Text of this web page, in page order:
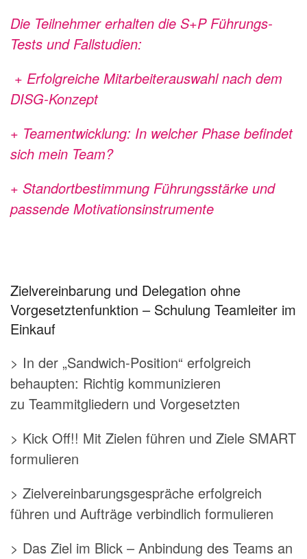
Die Teilnehmer erhalten die S+P Führungs-
Tests undFallstudien:
+ Erfolgreiche Mitarbeiterauswahl nach dem
DISG-Konzept
+ Teamentwicklung: In welcher Phase befindet
sich mein Team?
+ Standortbestimmung Führungsstärke und
passende Motivationsinstrumente
Zielvereinbarung und Delegation ohne
Vorgesetztenfunktion – Schulung Teamleiter im
Einkauf
> In der „Sandwich-Position“ erfolgreich
behaupten: Richtig kommunizieren
zu Teammitgliedern und Vorgesetzten
> Kick Off!! Mit Zielen führen und Ziele SMART
formulieren
> Zielvereinbarungsgespräche erfolgreich
führen und Aufträge verbindlich formulieren
> Das Ziel im Blick – Anbindung des Teams an